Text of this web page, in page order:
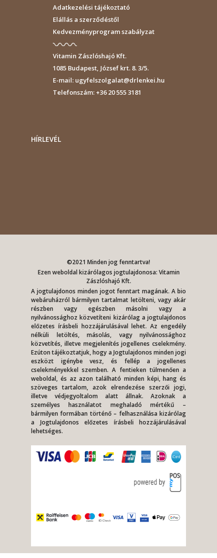
Adatkezelési tájékoztató
Elállás a szerződéstől
Kedvezményprogram szabályzat
Vitamin Zászlóshajó Kft.
1085Budapest, József krt. 8. 3/5.
E-mail:ugyfelszolgalat@drlenkei.hu
Telefonszám:+36 20 555 3181
HÍRLEVÉL
©2021 Minden jog fenntartva!
Ezen weboldal kizárólagos jogtulajdonosa: Vitamin
Zászlóshajó Kft.
A jogtulajdonos minden jogot fenntart magának. A bio
webáruházról bármilyen tartalmat letölteni, vagy akár
részben vagy egészben másolni vagy a
nyilvánossághoz közvetíteni kizárólag a jogtulajdonos
előzetes írásbeli hozzájárulásával lehet. Az engedély
nélküli letöltés, másolás, vagy nyilvánossághoz
közvetítés, illetve megjelenítés jogellenes cselekmény.
Ezúton tájékoztatjuk, hogy a Jogtulajdonos minden jogi
eszközt igénybe vesz, és fellép a jogellenes
cselekményekkel szemben. A fentieken túlmenően a
weboldal, és az azon található minden képi, hang és
szöveges tartalom, azok elrendezése szerzői jogi,
illetve védjegyoltalom alatt állnak. Azoknak a
személyes használatot meghaladó mértékű –
bármilyen formában történő – felhasználása kizárólag
a Jogtulajdonos előzetes írásbeli hozzájárulásával
lehetséges.